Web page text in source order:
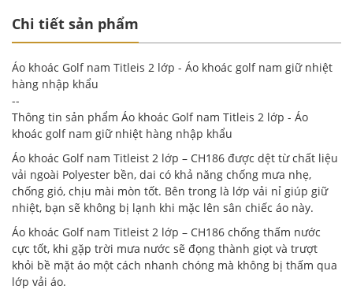
Chi tiết sản phẩm
Áo khoác Golf nam Titleis 2 lớp - Áo khoác golf nam giữ nhiệt
hàng nhập khẩu
--
Thông tin sản phẩm Áo khoác Golf nam Titleis 2 lớp - Áo
khoác golf nam giữ nhiệt hàng nhập khẩu
Áo khoác Golf nam Titleist 2 lớp – CH186 được dệt từ chất liệu
vải ngoài Polyester bền, dai có khả năng chống mưa nhẹ,
chống gió, chịu mài mòn tốt. Bên trong là lớp vải nỉ giúp giữ
nhiệt, bạn sẽ không bị lạnh khi mặc lên sân chiếc áo này.
Áo khoác Golf nam Titleist 2 lớp – CH186 chống thấm nước
cực tốt, khi gặp trời mưa nước sẽ đọng thành giọt và trượt
khỏi bề mặt áo một cách nhanh chóng mà không bị thấm qua
lớp vải áo.